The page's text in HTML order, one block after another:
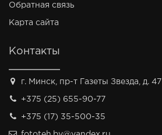
Обратная связь
Карта сайта
Контакты
г. Минск, пр-т Газеты Звезда, д. 47
+375 (25) 655-90-77
+375 (17) 35-500-35